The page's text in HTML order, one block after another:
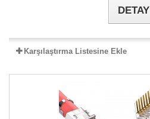
DETAY
Karşılaştırma Listesine Ekle